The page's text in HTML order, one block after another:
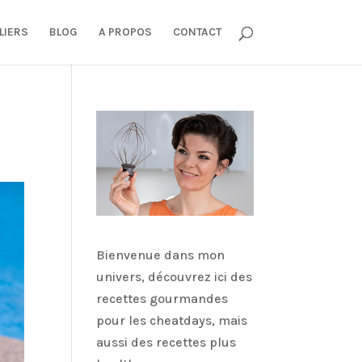
BLOG A PROPOS CONTACT
Bienvenue dans mon
univers, découvrez ici des
recettes gourmandes
pour les cheatdays, mais
aussi des recettes plus